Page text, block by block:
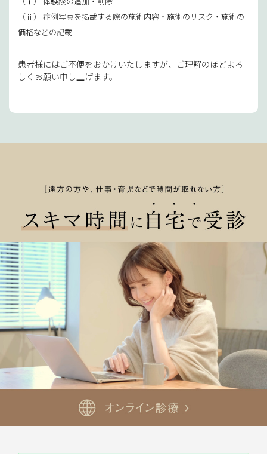
（ⅱ） 症例写真を掲載する際の施術内容・施術のリスク・施術の
価格などの記載
患者様にはご不便をおかけいたしますが、ご理解のほどよろ
しくお願い申し上げます。